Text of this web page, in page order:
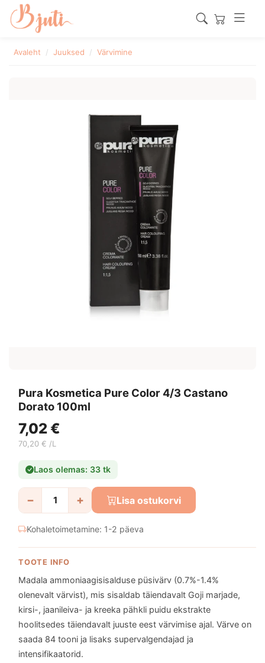
Avaleht Juuksed Värvimine
Pura Kosmetica Pure Color 4/3 Castano
Dorato 100ml
7,02 €
70,20 € /L
Laos olemas: 33 tk
− + Lisa ostukorvi
Kohaletoimetamine: 1-2 päeva
TOOTE INFO
Madala ammoniaagisisalduse püsivärv (0.7%-1.4%
olenevalt värvist), mis sisaldab täiendavalt Goji marjade,
kirsi-, jaanileiva- ja kreeka pähkli puidu ekstrakte
hoolitsedes täiendavalt juuste eest värvimise ajal. Värve on
saada 84 tooni ja lisaks supervalgendajad ja
intensifikaatorid.